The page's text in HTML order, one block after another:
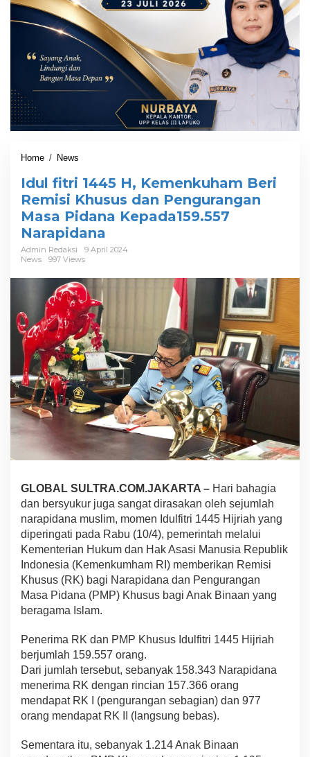
Home / News
u
l
i
t
i
4
4
5
H
,
K
e
m
e
n
k
u
e
r
i
R
e
s
i
K
h
u
s
d
a
n
P
e
g
Idul fitri 1445 H, Kemenkuham Beri
Remisi Khusus dan Pengurangan
Masa Pidana Kepada159.557
Narapidana
Admin Redaksi
9 April 2024
News
997 Views
GLOBAL SULTRA.COM.JAKARTA – Hari bahagia
dan bersyukur juga sangat dirasakan oleh sejumlah
narapidana muslim, momen Idulfitri 1445 Hijriah yang
diperingati pada Rabu (10/4), pemerintah melalui
Kementerian Hukum dan Hak Asasi Manusia Republik
Indonesia (Kemenkumham RI) memberikan Remisi
Khusus (RK) bagi Narapidana dan Pengurangan
Masa Pidana (PMP) Khusus bagi Anak Binaan yang
beragama Islam.
Penerima RK dan PMP Khusus Idulfitri 1445 Hijriah
berjumlah 159.557 orang.
Dari jumlah tersebut, sebanyak 158.343 Narapidana
menerima RK dengan rincian 157.366 orang
mendapat RK I (pengurangan sebagian) dan 977
orang mendapat RK II (langsung bebas).
Sementara itu, sebanyak 1.214 Anak Binaan